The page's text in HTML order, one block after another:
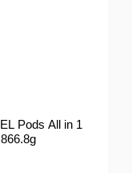
Pods All in 1